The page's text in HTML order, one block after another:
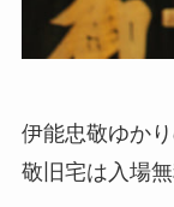
伊能忠敬ゆか
敬旧宅は入場